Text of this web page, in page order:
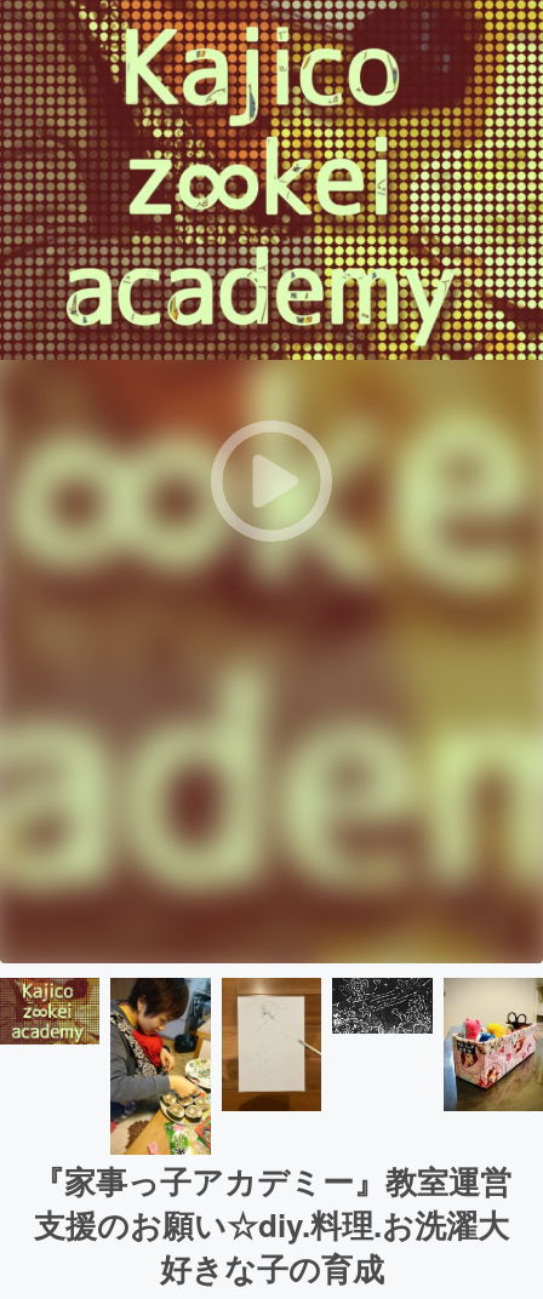
『家事っ子アカデミー』教室運営
支援のお願い☆diy.料理.お洗濯大
好きな子の育成